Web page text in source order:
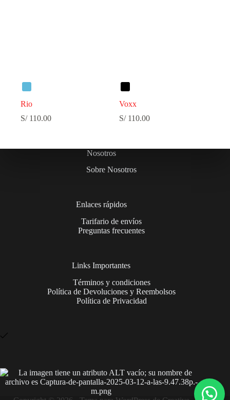
Rio
S/110.00
Voxx
S/110.00
Nosotros
Sobre Nosotros
Enlaces rápidos
Tarifario de envíos
Preguntas frecuentes
Links Importantes
Términos y condiciones
Política de Devoluciones y Reembolsos
Política de Privacidad